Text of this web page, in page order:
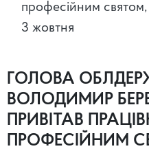
професійним
3 жовтня
ГОЛОВА
ВОЛОДИМИР
ПРИВІТАВ
ПРОФЕСІЙНИМ